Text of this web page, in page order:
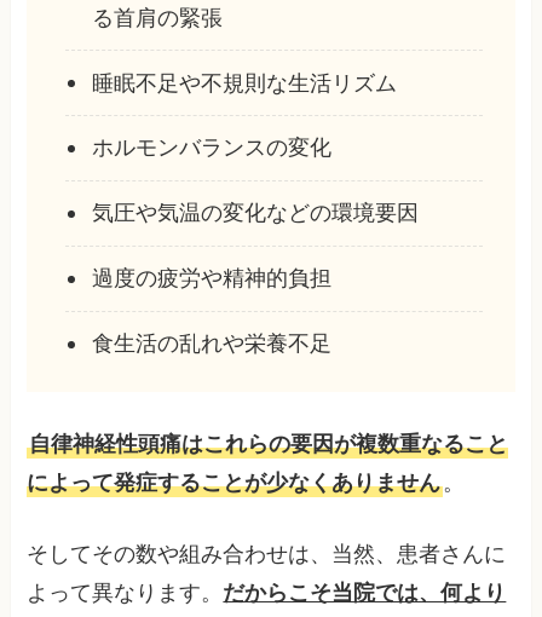
る首肩の緊張
睡眠不足や不規則な生活リズム
ホルモンバランスの変化
気圧や気温の変化などの環境要因
過度の疲労や精神的負担
食生活の乱れや栄養不足
自律神経性頭痛はこれらの要因が複数重なること
によって発症することが少なくありません。
そしてその数や組み合わせは、当然、患者さんに
よって異なります。 だからこそ当院では、何より